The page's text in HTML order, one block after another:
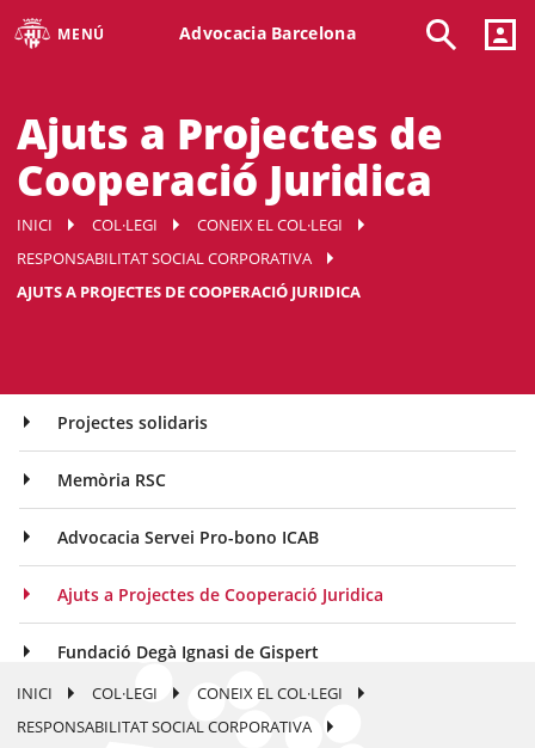
MENÚ Advocacia Barcelona
Ajuts a Projectes de
Cooperació Juridica
INICI COL·LEGI
CONEIX EL COL·LEGI
RESPONSABILITAT SOCIAL CORPORATIVA
AJUTS A PROJECTES DE COOPERACIÓ JURIDICA
Projectes solidaris
Memòria RSC
Advocacia Servei Pro-bono ICAB
Ajuts a Projectes de Cooperació Juridica
Fundació Degà Ignasi de Gispert
INICI COL·LEGI
CONEIX EL COL·LEGI
RESPONSABILITAT SOCIAL CORPORATIVA